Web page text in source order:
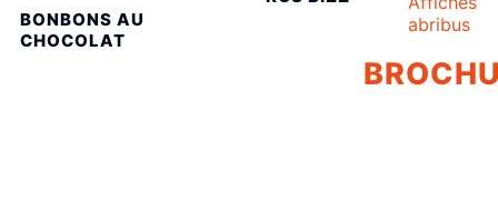
abribus
BONBONS AU
CHOCOLAT